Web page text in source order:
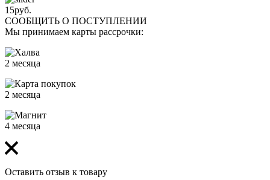
15руб.
СООБЩИТЬ О ПОСТУПЛЕНИИ
Мы принимаем карты рассрочки:
2 месяца
2 месяца
4 месяца
Оставить отзыв к товару